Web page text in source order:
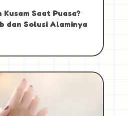
Saat Puasa?
dan Solusi Alaminya